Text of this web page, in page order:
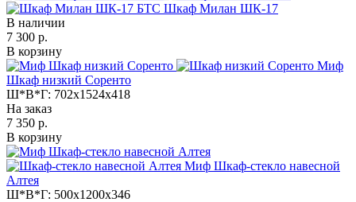
БТС Шкаф Милан ШК-17
В наличии
7 300 р.
В корзину
Миф
Шкаф низкий Соренто
Ш*В*Г: 702x1524x418
На заказ
7 350 р.
В корзину
Миф Шкаф-стекло навесной
Алтея
Ш*В*Г: 500x1200x346